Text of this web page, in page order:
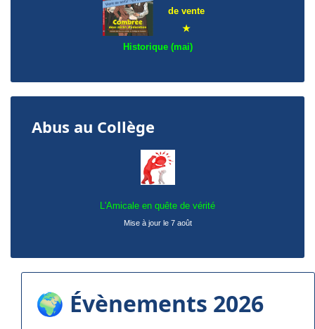
de vente
★
Historique (mai)
Abus au Collège
L'Amicale en quête de vérité
Mise à jour le 7 août
🌍 Évènements 2026